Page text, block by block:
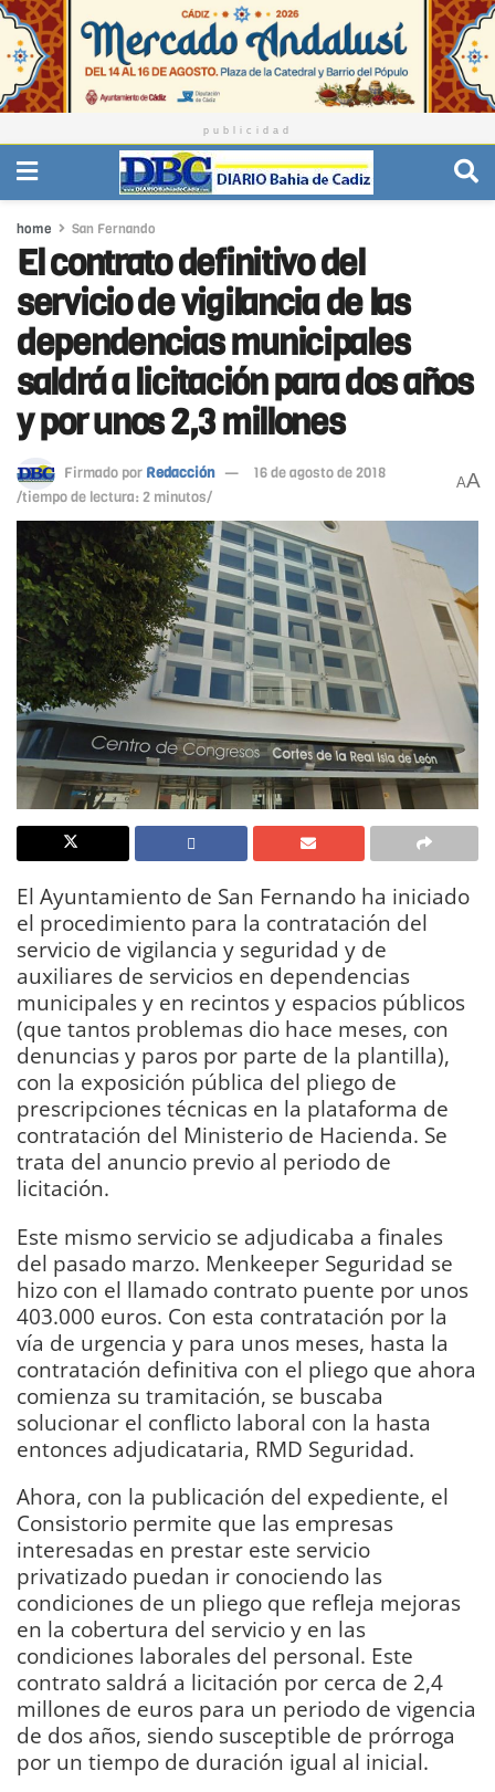
publicidad
home San Fernando
El contrato definitivo del
servicio de vigilancia de las
dependencias municipales
saldrá a licitación para dos años
y por unos 2,3 millones
Firmado por Redacción
16 de agosto de 2018
/tiempo de lectura: 2 minutos/
AA
El Ayuntamiento de San Fernando ha iniciado
el procedimiento para la contratación del
servicio de vigilancia y seguridad y de
auxiliares de servicios en dependencias
municipales y en recintos y espacios públicos
(que tantos problemas dio hace meses, con
denuncias y paros por parte de la plantilla),
con la exposición pública del pliego de
prescripciones técnicas en la plataforma de
contratación del Ministerio de Hacienda. Se
trata del anuncio previo al periodo de
licitación.
Este mismo servicio se adjudicaba a finales
del pasado marzo. Menkeeper Seguridad se
hizo con el llamado contrato puente por unos
403.000 euros. Con esta contratación por la
vía de urgencia y para unos meses, hasta la
contratación definitiva con el pliego que ahora
comienza su tramitación, se buscaba
solucionar el conflicto laboral con la hasta
entonces adjudicataria, RMD Seguridad.
Ahora, con la publicación del expediente, el
Consistorio permite que las empresas
interesadas en prestar este servicio
privatizado puedan ir conociendo las
condiciones de un pliego que refleja mejoras
en la cobertura del servicio y en las
condiciones laborales del personal. Este
contrato saldrá a licitación por cerca de 2,4
millones de euros para un periodo de vigencia
de dos años, siendo susceptible de prórroga
por un tiempo de duración igual al inicial.